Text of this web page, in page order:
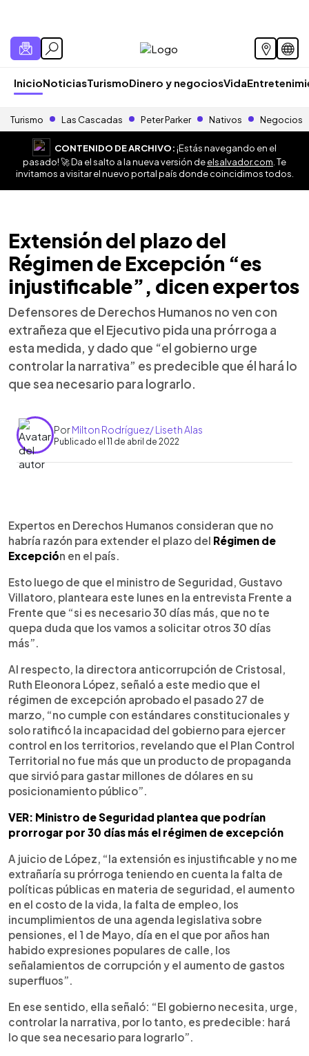
InicioNoticiasTurismoDinero y negociosVida
Turismo Las Cascadas Peter Parker Nativos Negocios
CONTENIDO DE ARCHIVO:¡Estás navegando en el
pasado! 🚀 Da el salto a la nueva versión deelsalvador.com . Te
invitamos a visitar el nuevo portal país donde coincidimos todos.
Extensión del plazo del
Régimen de Excepción “es
injustificable”, dicen expertos
Defensores de Derechos Humanos no ven con
extrañeza que el Ejecutivo pida una prórroga a
esta medida, y dado que “el gobierno urge
controlar la narrativa” es predecible que él hará lo
que sea necesario para lograrlo.
PorMilton Rodríguez/ Liseth Alas
Publicado el 11 de abril de 2022
► Escuchar artículo
Expertos en Derechos Humanos consideran que no
habría razón para extender el plazo del Régimen de
Excepción en el país.
Esto luego de que el ministro de Seguridad, Gustavo
Villatoro, planteara este lunes en la entrevista Frente a
Frente que “si es necesario 30 días más, que no te
quepa duda que los vamos a solicitar otros 30 días
más”.
Al respecto, la directora anticorrupción de Cristosal,
Ruth Eleonora López, señaló a este medio que el
régimen de excepción aprobado el pasado 27 de
marzo, “no cumple con estándares constitucionales y
solo ratificó la incapacidad del gobierno para ejercer
control en los territorios, revelando que el Plan Control
Territorial no fue más que un producto de propaganda
que sirvió para gastar millones de dólares en su
posicionamiento público”.
VER: Ministro de Seguridad plantea que podrían
prorrogar por 30 días más el régimen de excepción
A juicio de López, “la extensión es injustificable y no me
extrañaría su prórroga teniendo en cuenta la falta de
políticas públicas en materia de seguridad, el aumento
en el costo de la vida, la falta de empleo, los
incumplimientos de una agenda legislativa sobre
pensiones, el 1 de Mayo, día en el que por años han
habido expresiones populares de calle, los
señalamientos de corrupción y el aumento de gastos
superfluos”.
En ese sentido, ella señaló: “El gobierno necesita, urge,
controlar la narrativa, por lo tanto, es predecible: hará
lo que sea necesario para lograrlo”.